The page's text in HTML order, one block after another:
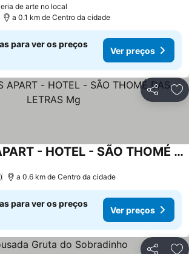
de arte no local
a 0.1 km de Centro da cidade
para ver os preços
Ver preços
Partilhar
ECOLETRAS APART - HOTEL - SÃO THOMÉ DAS LETRAS Mg
a 0.6 km de Centro da cidade
para ver os preços
Ver preços